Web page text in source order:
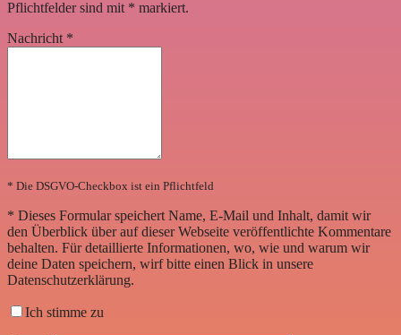
Pflichtfelder sind mit * markiert.
Nachricht *
* Die DSGVO-Checkbox ist ein Pflichtfeld
* Dieses Formular speichert Name, E-Mail und Inhalt, damit wir
den Überblick über auf dieser Webseite veröffentlichte Kommentare
behalten. Für detaillierte Informationen, wo, wie und warum wir
deine Daten speichern, wirf bitte einen Blick in unsere
Datenschutzerklärung.
Ich stimme zu